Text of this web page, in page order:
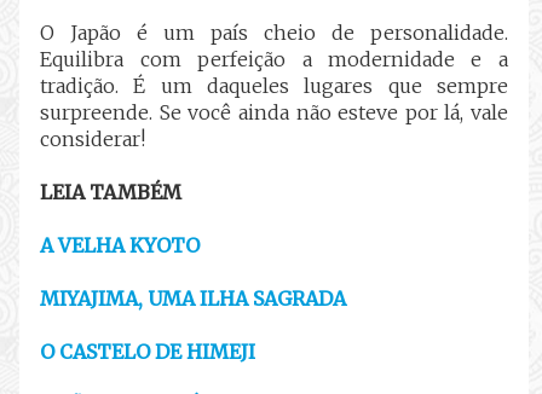
O Japão é um país cheio de personalidade.
Equilibra com perfeição a modernidade e a
tradição. É um daqueles lugares que sempre
surpreende. Se você ainda não esteve por lá, vale
considerar!
LEIA TAMBÉM
A VELHA KYOTO
MIYAJIMA, UMA ILHA SAGRADA
O CASTELO DE HIMEJI